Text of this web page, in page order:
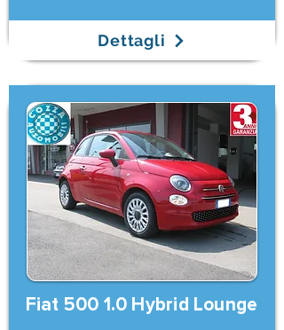
Dettagli
Fiat 500 1.0 Hybrid Lounge